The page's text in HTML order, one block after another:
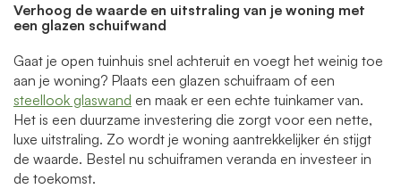
Verhoog de waarde en uitstraling van je woning met
een glazen schuifwand
Gaat je open tuinhuis snel achteruit en voegt het weinig toe
aan je woning? Plaats een glazen schuifraam of een
steellook glaswand en maak er een echte tuinkamer van.
Het is een duurzame investering die zorgt voor een nette,
luxe uitstraling. Zo wordt je woning aantrekkelijker én stijgt
de waarde. Bestel nu schuiframen veranda en investeer in
de toekomst.